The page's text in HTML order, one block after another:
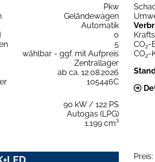
Pkw
Geländewagen
Automatik
0
5
wählbar - ggf. mit Aufpreis
Zentrallager
ab ca. 12.08.2026
105446C
90 kW / 122 PS
Autogas (LPG)
1.199 cm³
CO2-
CO2-
Preis: